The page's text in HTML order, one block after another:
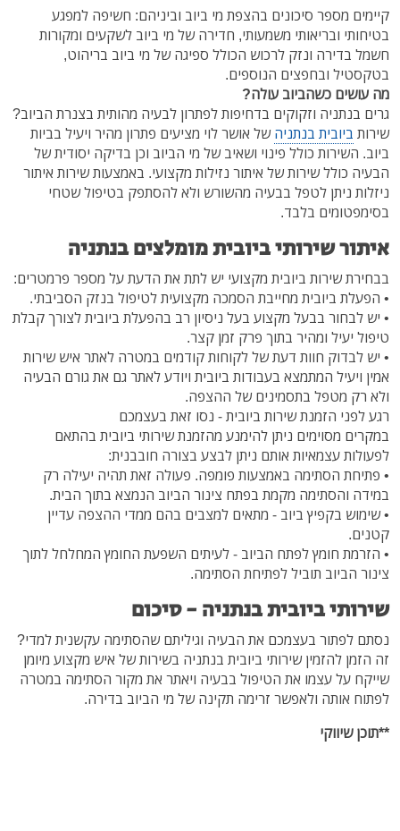
קיימים מספר סיכונים בהצפת מי ביוב וביניהם: חשיפה למפגע
בטיחותי ובריאותי משמעותי, חדירה של מי ביוב לשקעים ומקורות
חשמל בדירה ונזק לרכוש הכולל ספיגה של מי ביוב בריהוט,
בטקסטיל ובחפצים הנוספים.
מה עושים כשהביוב עולה?
גרים בנתניה וזקוקים בדחיפות לפתרון לבעיה מהותית בצנרת הביוב?
שירות ביובית בנתניה של אושר לוי מציעים פתרון מהיר ויעיל בביות
ביוב. השירות כולל פינוי ושאיב של מי הביוב וכן בדיקה יסודית של
הבעיה כולל שירות של איתור נזילות מקצועי. באמצעות שירות איתור
ניזלות ניתן לטפל בבעיה מהשורש ולא להסתפק בטיפול שטחי
בסימפטומים בלבד.
איתור שירותי ביובית מומלצים בנתניה
בבחירת שירות ביובית מקצועי יש לתת את הדעת על מספר פרמטרים:
• הפעלת ביובית מחייבת הסמכה מקצועית לטיפול בנזק הסביבתי.
• יש לבחור בבעל מקצוע בעל ניסיון רב בהפעלת ביובית לצורך קבלת
טיפול יעיל ומהיר בתוך פרק זמן קצר.
• יש לבדוק חוות דעת של לקוחות קודמים במטרה לאתר איש שירות
אמין ויעיל המתמצא בעבודות ביובית ויודע לאתר גם את גורם הבעיה
ולא רק מטפל בתסמינים של ההצפה.
רגע לפני הזמנת שירות ביובית - נסו זאת בעצמכם
במקרים מסוימים ניתן להימנע מהזמנת שירותי ביובית בהתאם
לפעולות עצמאיות אותם ניתן לבצע בצורה חובבנית:
• פתיחת הסתימה באמצעות פומפה. פעולה זאת תהיה יעילה רק
במידה והסתימה מקמת בפתח צינור הביוב הנמצא בתוך הבית.
• שימוש בקפיץ ביוב - מתאים למצבים בהם ממדי ההצפה עדיין
קטנים.
• הזרמת חומץ לפתח הביוב - לעיתים השפעת החומץ המחלחל לתוך
צינור הביוב תוביל לפתיחת הסתימה.
שירותי ביובית בנתניה - סיכום
נסתם לפתור בעצמכם את הבעיה וגיליתם שהסתימה עקשנית למדי?
זה הזמן להזמין שירותי ביובית בנתניה בשירות של איש מקצוע מיומן
שייקח על עצמו את הטיפול בבעיה ויאתר את מקור הסתימה במטרה
לפתוח אותה ולאפשר זרימה תקינה של מי הביוב בדירה.
**תוכן שיווקי